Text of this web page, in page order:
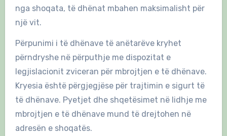
nga shoqata, të dhënat mbahen maksimalisht për
një vit.
Përpunimi i të dhënave të anëtarëve kryhet
përndryshe në përputhje me dispozitat e
legjislacionit zviceran për mbrojtjen e të dhënave.
Kryesia është përgjegjëse për trajtimin e sigurt të
të dhënave. Pyetjet dhe shqetësimet në lidhje me
mbrojtjen e të dhënave mund të drejtohen në
adresën e shoqatës.